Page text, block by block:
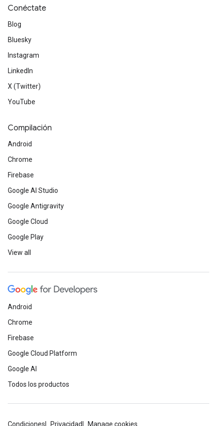
Conéctate
Blog
Bluesky
Instagram
LinkedIn
X (Twitter)
YouTube
Compilación
Android
Chrome
Firebase
Google AI Studio
Google Antigravity
Google Cloud
Google Play
View all
Android
Chrome
Firebase
Google Cloud Platform
Google AI
Todos los productos
Condiciones Privacidad Manage cookies